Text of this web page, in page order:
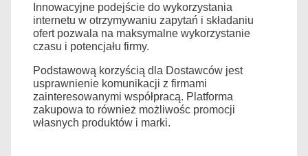
Innowacyjne podejście do wykorzystania
internetu w otrzymywaniu zapytań i składaniu
ofert pozwala na maksymalne wykorzystanie
czasu i potencjału firmy.
Podstawową korzyścią dla Dostawców jest
usprawnienie komunikacji z firmami
zainteresowanymi współpracą. Platforma
zakupowa to również możliwośc promocji
własnych produktów i marki.